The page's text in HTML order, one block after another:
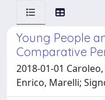
Young People
Comparative
2018-01-01
Enrico, Marelli;